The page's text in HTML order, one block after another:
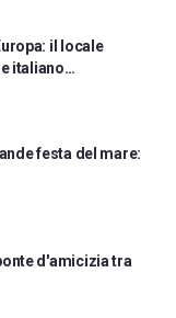
il locale
italiano…
festa del mare:
d'amicizia tra